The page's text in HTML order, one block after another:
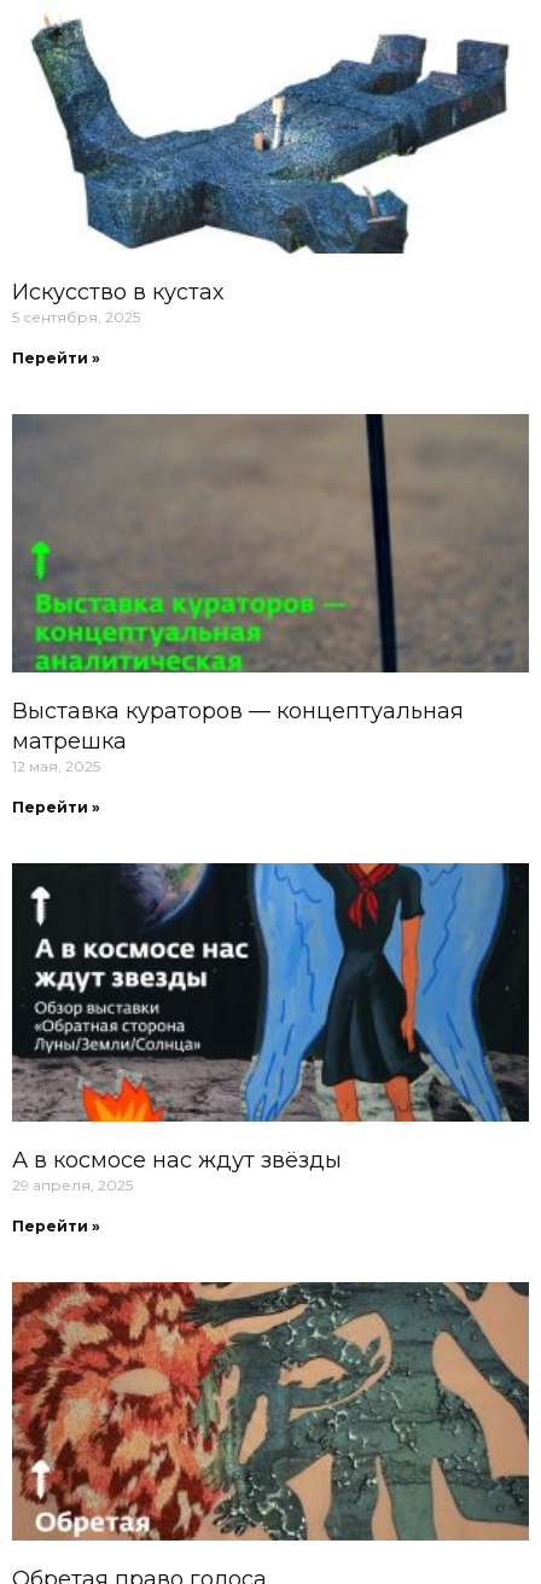
Искусство в кустах
5 сентября, 2025
Перейти »
Выставка кураторов — концептуальная
матрешка
12 мая, 2025
Перейти »
А в космосе нас ждут звёзды
29 апреля, 2025
Перейти »